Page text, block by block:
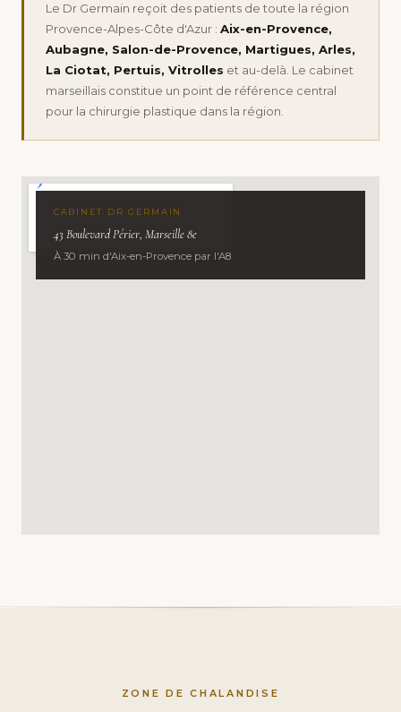
Le Dr Germain reçoit des patients de toute la région
Provence-Alpes-Côte d'Azur : Aix-en-Provence,
Aubagne, Salon-de-Provence, Martigues, Arles,
La Ciotat, Pertuis, Vitrolles et au-delà. Le cabinet
marseillais constitue un point de référence central
pour la chirurgie plastique dans la région.
CABINET DR GERMAIN
43 Boulevard Périer, Marseille 8e
À 30 min d'Aix-en-Provence par l'A8
ZONE DE CHALANDISE